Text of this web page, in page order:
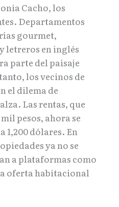
Cacho, los
Departamentos
gourmet,
letreros en inglés
parte del paisaje
los vecinos de
el dilema de
Las rentas, que
pesos, ahora se
1,200 dólares. En
ya no se
a plataformas como
oferta habitacional